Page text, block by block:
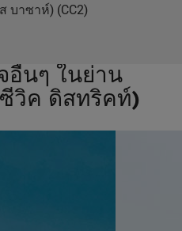
บาซาห์) (CC2)
อื่นๆ ในย่าน
วิค ดิสทริคท์)